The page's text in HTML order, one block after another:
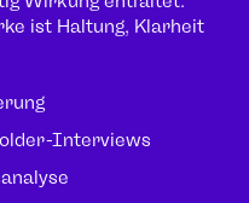
ist Haltung, Klarheit
Interviews